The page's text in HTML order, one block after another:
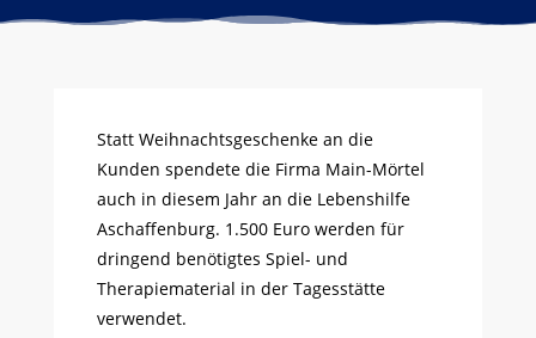
Statt Weihnachtsgeschenke an die
Kunden spendete die Firma Main-Mörtel
auch in diesem Jahr an die Lebenshilfe
Aschaffenburg. 1.500 Euro werden für
dringend benötigtes Spiel- und
Therapiematerial in der Tagesstätte
verwendet.